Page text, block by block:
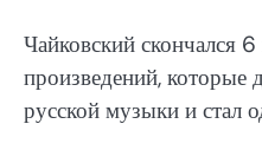
Чайковский скончался
произведений, которые
русской музыки и стал